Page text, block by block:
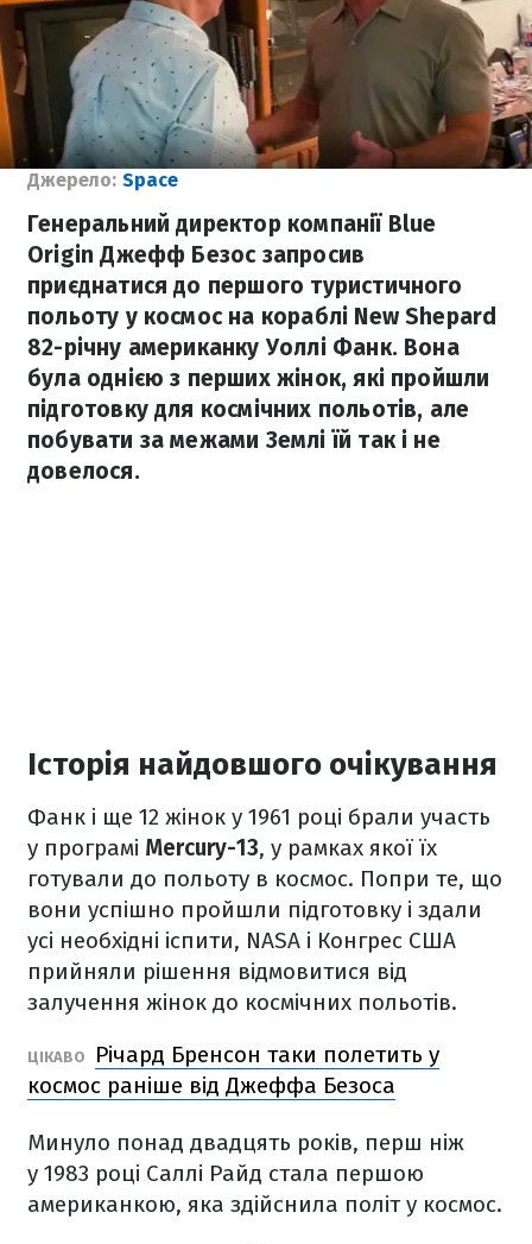
Джерело: Space
Генеральний директор компанії Blue
Origin Джефф Безос запросив
приєднатися до першого туристичного
польоту у космос на кораблі New Shepard
82-річну американку Уоллі Фанк. Вона
була однією з перших жінок, які пройшли
підготовку для космічних польотів, але
побувати за межами Землі їй так і не
довелося.
Історія найдовшого очікування
Фанк і ще 12 жінок у 1961 році брали участь
у програмі Mercury-13, у рамках якої їх
готували до польоту в космос. Попри те, що
вони успішно пройшли підготовку і здали
усі необхідні іспити, NASA і Конгрес США
прийняли рішення відмовитися від
залучення жінок до космічних польотів.
ЦІКАВО
Річард Бренсон таки полетить у
космос раніше від Джеффа Безоса
Минуло понад двадцять років, перш ніж
у 1983 році Саллі Райд стала першою
американкою, яка здійснила політ у космос.